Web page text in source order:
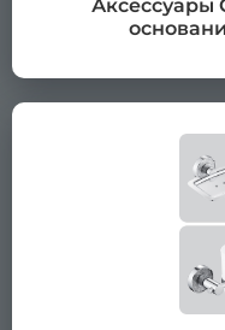
Аксессуары